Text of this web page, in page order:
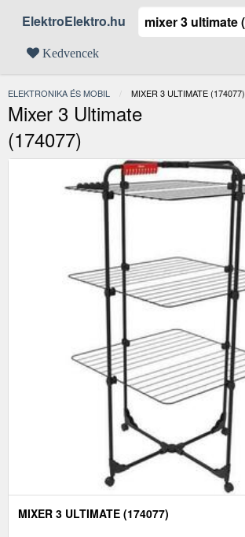
ElektroElektro.hu
Kedvencek
ELEKTRONIKA ÉS MOBIL JELENLEGI:
MIXER 3 ULTIMATE (174077)
Mixer 3 Ultimate
(174077)
MIXER 3 ULTIMATE (174077)